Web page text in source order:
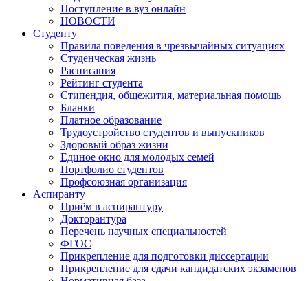
Поступление в вуз онлайн
НОВОСТИ
Студенту
Правила поведения в чрезвычайных ситуациях
Студенческая жизнь
Расписания
Рейтинг студента
Стипендия, общежития, материальная помощь
Бланки
Платное образование
Трудоустройство студентов и выпускников
Здоровый образ жизни
Единое окно для молодых семей
Портфолио студентов
Профсоюзная организация
Аспиранту
Приём в аспирантуру
Докторантура
Перечень научных специальностей
ФГОС
Прикрепление для подготовки диссертации
Прикрепление для сдачи кандидатских экзаменов